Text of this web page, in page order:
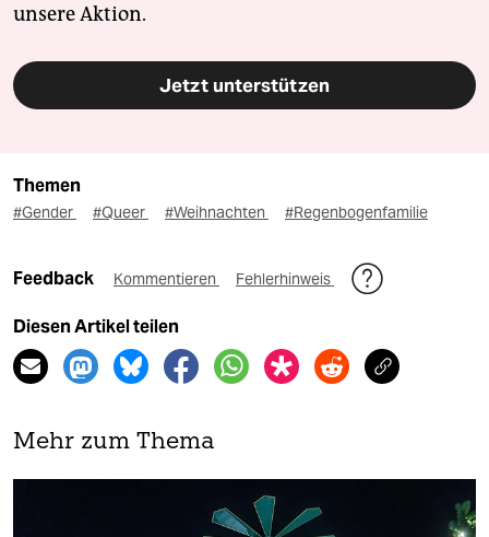
unsere Aktion.
Jetzt unterstützen
Themen
#Gender #Queer #Weihnachten #Regenbogenfamilie
Feedback Kommentieren Fehlerhinweis
Diesen Artikel teilen
Mehr zum Thema